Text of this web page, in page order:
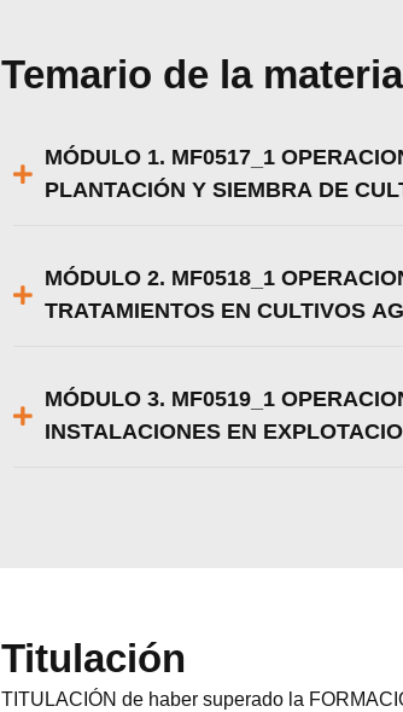
Temario de la materia
MÓDULO 1. MF0517_1
PLANTACIÓN Y SIEMBRA DE
MÓDULO 2. MF0518_1
TRATAMIENTOS EN CULTIVOS
MÓDULO 3. MF0519_1
INSTALACIONES EN
Titulación
TITULACIÓN de haber superado la
Puedes